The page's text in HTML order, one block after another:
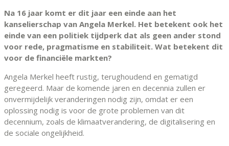
Na 16 jaar komt er dit jaar een einde aan het
kanselierschap van Angela Merkel. Het betekent ook het
einde van een politiek tijdperk dat als geen ander stond
voor rede, pragmatisme en stabiliteit. Wat betekent dit
voor de financiële markten?
Angela Merkel heeft rustig, terughoudend en gematigd
geregeerd. Maar de komende jaren en decennia zullen er
onvermijdelijk veranderingen nodig zijn, omdat er een
oplossing nodig is voor de grote problemen van dit
decennium, zoals de klimaatverandering, de digitalisering en
de sociale ongelijkheid.